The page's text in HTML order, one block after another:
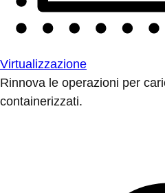
Virtualizzazione
Rinnova le operazioni per
containerizzati.